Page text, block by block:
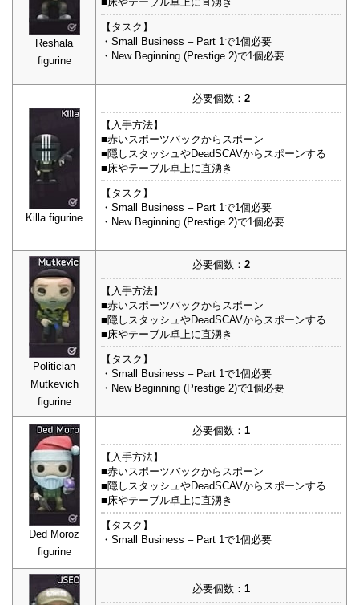
Reshala
figurine
【タスク】
・Small Business – Part 1で1個必要
・New Beginning (Prestige 2)で1個必要
Killa figurine
必要個数： 2
【入手方法】
■赤いスポーツバックからスポーン
■隠しスタッシュやDeadSCAVからスポーンする
■床やテーブル卓上に直湧き
【タスク】
・Small Business – Part 1で1個必要
・New Beginning (Prestige 2)で1個必要
Politician
Mutkevich
figurine
必要個数： 2
【入手方法】
■赤いスポーツバックからスポーン
■隠しスタッシュやDeadSCAVからスポーンする
■床やテーブル卓上に直湧き
【タスク】
・Small Business – Part 1で1個必要
・New Beginning (Prestige 2)で1個必要
Ded Moroz
figurine
必要個数： 1
【入手方法】
■赤いスポーツバックからスポーン
■隠しスタッシュやDeadSCAVからスポーンする
■床やテーブル卓上に直湧き
【タスク】
・Small Business – Part 1で1個必要
必要個数： 1